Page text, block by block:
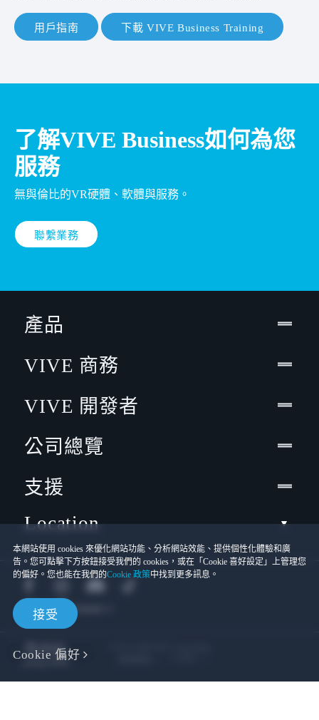
用戶指南 下載 VIVE Business Training
了解VIVE Business如何為您
服務
無與倫比的VR硬體、軟體與服務。
聯繫業務
本網站使用 cookies 來優化網站功能、分析網站效能、提供個性化體驗和廣
告。您可點擊下方按鈕接受我們的 cookies，或在「Cookie 喜好設定」上管理您
的偏好。您也能在我們的Cookie 政策中找到更多訊息。
接受
Cookie 偏好
產品
VIVE 商務
VIVE 開發者
公司總覽
支援
Location